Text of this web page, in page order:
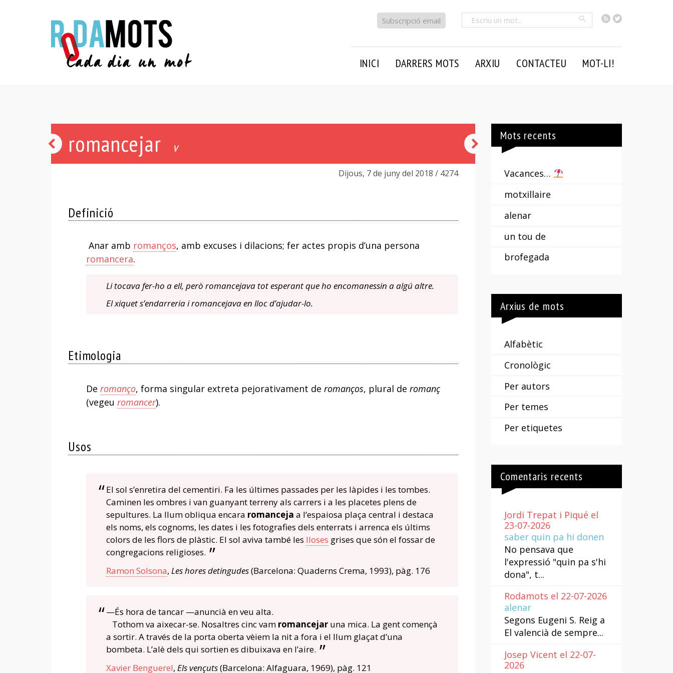
RSSTwitter
Cercar
Subscripció email
INICI DARRERS MOTS ARXIU CONTACTEU MOT-LI!
romancejar v
Dijous, 7 de juny del 2018 / 4274
Definició
Anar amb romanços, amb excuses i dilacions; fer actes propis d’una persona
romancera.
Li tocava fer-ho a ell, però romancejava tot esperant que ho encomanessin a algú altre.
El xiquet s’endarreria i romancejava en lloc d’ajudar-lo.
Etimologia
De romanço, forma singular extreta pejorativament de romanços, plural de romanç
(vegeu romancer).
Usos
El sol s’enretira del cementiri. Fa les últimes passades per les làpides i les tombes.
Caminen les ombres i van guanyant terreny als carrers i a les placetes plens de
sepultures. La llum obliqua encara romanceja a l’espaiosa plaça central i destaca
els noms, els cognoms, les dates i les fotografies dels enterrats i arrenca els últims
colors de les flors de plàstic. El sol aviva també les lloses grises que són el fossar de
congregacions religioses.
Ramon Solsona, Les hores detingudes(Barcelona: Quaderns Crema, 1993), pàg. 176
—És hora de tancar —anuncià en veu alta.
Tothom va aixecar-se. Nosaltres cinc vam romancejaruna mica. La gent començà
a sortir. A través de la porta oberta vèiem la nit a fora i el llum glaçat d’una
bombeta. L’alè dels qui sortien es dibuixava en l’aire.
Xavier Benguerel, Els vençuts(Barcelona: Alfaguara, 1969), pàg. 121
arromançament romana
Mots recents
Vacances…
motxillaire
alenar
un tou de
brofegada
Arxius de mots
Alfabètic
Cronològic
Per autors
Per temes
Per etiquetes
Comentaris recents
Jordi Trepat i Piqué el
23-07-2026
saber quin pa hi donen
No pensava que
l'expressió "quin pa s'hi
dona", t...
Rodamots el 22-07-2026
alenar
Segons Eugeni S. Reig a
El valencià de sempre...
Josep Vicent el 22-07-
2026